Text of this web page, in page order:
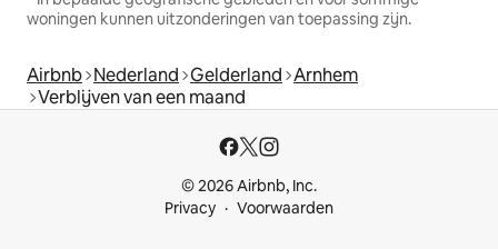
woningen kunnen uitzonderingen van toepassing zijn.
Airbnb Nederland Gelderland Arnhem
Verblijven van een maand
© 2026 Airbnb, Inc.
Privacy
Voorwaarden